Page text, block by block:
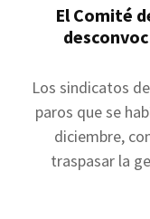
El Comité
Los sindicatos
paros que se
diciembre,
traspasar la